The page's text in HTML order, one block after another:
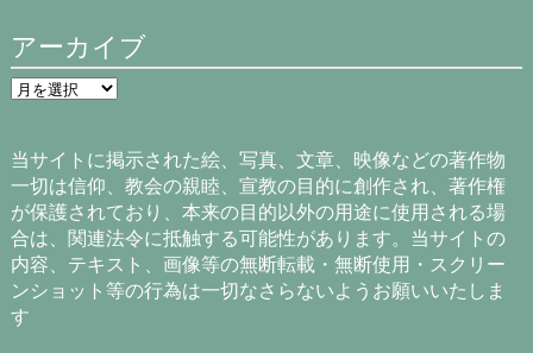
アーカイブ
ア
ー
ブ
当サイトに掲示された絵、写真、文章、映像などの著作物
一切は信仰、教会の親睦、宣教の目的に創作され、著作権
が保護されており、本来の目的以外の用途に使用される場
合は、関連法令に抵触する可能性があります。当サイトの
内容、テキスト、画像等の無断転載・無断使用・スクリー
ンショット等の行為は一切なさらないようお願いいたしま
す